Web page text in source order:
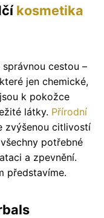
kosmetika
cestou –
jen chemické,
k pokožce
látky. Přírodní
zvýšenou citlivostí
potřebné
a zpevnění.
představíme.